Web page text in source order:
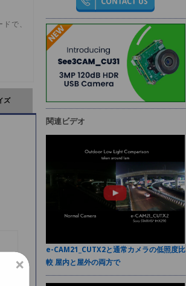
で、
ズ
関連ビデオ
e-CAM21_CUTX2と通常カメラの低照度比
較 屋内と屋外の両方で
×